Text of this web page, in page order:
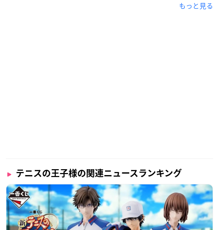
もっと見る
テニスの王子様の関連ニュースランキング